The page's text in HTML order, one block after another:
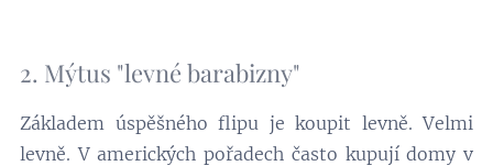
2. Mýtus "levné barabizny"
Základem úspěšného flipu je koupit levně. Velmi
levně. V amerických pořadech často kupují domy v